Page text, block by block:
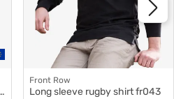
Front Row
Long sleeve rugby shirt fr043